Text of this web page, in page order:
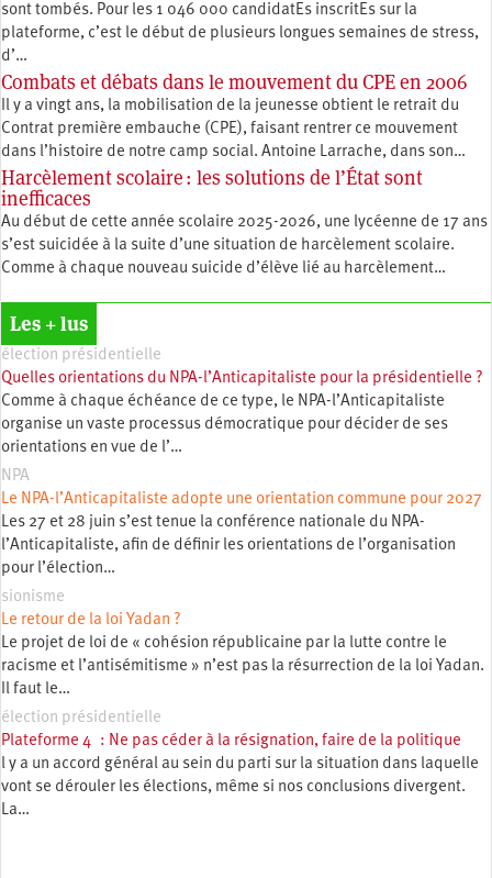
sont tombés. Pour les 1 046 000 candidatEs inscritEs sur la
plateforme, c’est le début de plusieurs longues semaines de stress,
d’…
Combats et débats dans le mouvement du CPE en 2006
Il y a vingt ans, la mobilisation de la jeunesse obtient le retrait du
Contrat première embauche (CPE), faisant rentrer ce mouvement
dans l’histoire de notre camp social. Antoine Larrache, dans son…
Harcèlement scolaire : les solutions de l’État sont
inefficaces
Au début de cette année scolaire 2025-2026, une lycéenne de 17 ans
s’est suicidée à la suite d’une situation de harcèlement scolaire.
Comme à chaque nouveau suicide d’élève lié au harcèlement…
Les + lus
élection présidentielle
Quelles orientations du NPA-l’Anticapitaliste pour la présidentielle ?
Comme à chaque échéance de ce type, le NPA-l’Anticapitaliste
organise un vaste processus démocratique pour décider de ses
orientations en vue de l’…
NPA
Le NPA-l’Anticapitaliste adopte une orientation commune pour 2027
Les 27 et 28 juin s’est tenue la conférence nationale du NPA-
l’Anticapitaliste, afin de définir les orientations de l’organisation
pour l’élection…
sionisme
Le retour de la loi Yadan ?
Le projet de loi de « cohésion républicaine par la lutte contre le
racisme et l’antisémitisme » n’est pas la résurrection de la loi Yadan.
Il faut le…
élection présidentielle
Plateforme 4 : Ne pas céder à la résignation, faire de la politique
l y a un accord général au sein du parti sur la situation dans laquelle
vont se dérouler les élections, même si nos conclusions divergent.
La…